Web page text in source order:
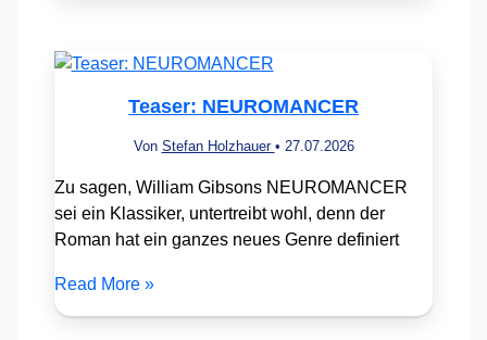
Teaser: NEUROMANCER
Von Stefan Holzhauer • 27.07.2026
Zu sagen, William Gibsons NEUROMANCER
sei ein Klassiker, untertreibt wohl, denn der
Roman hat ein ganzes neues Genre definiert
Read More »